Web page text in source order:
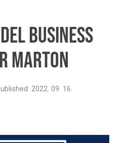
BUSINESS
Marton
2022. 09. 16.